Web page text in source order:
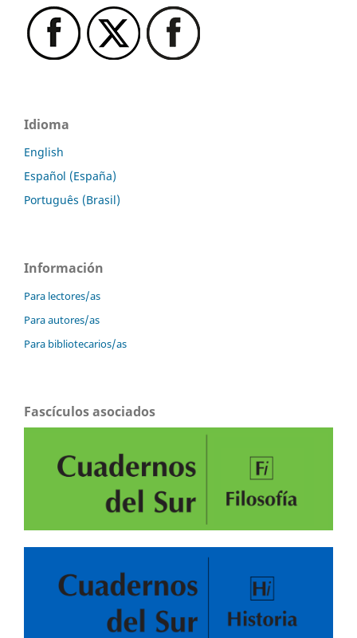
Idioma
English
Español (España)
Português (Brasil)
Información
Para lectores/as
Para autores/as
Para bibliotecarios/as
Fascículos asociados